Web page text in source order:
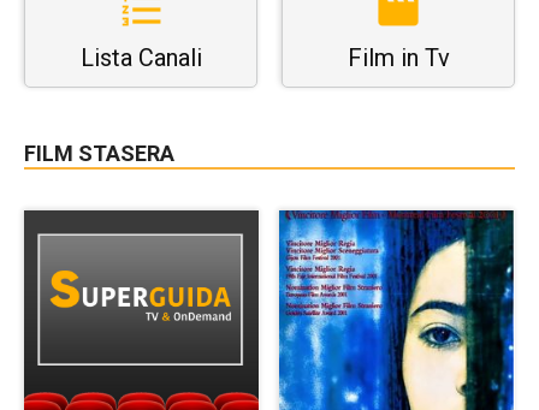
Lista Canali Film in Tv
FILM STASERA